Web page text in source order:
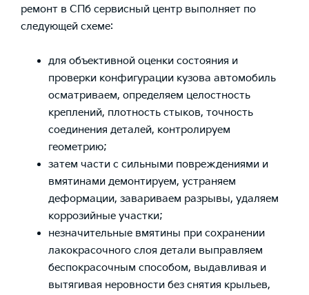
ремонт в СПб сервисный центр выполняет по
следующей схеме:
для объективной оценки состояния и
проверки конфигурации кузова автомобиль
осматриваем, определяем целостность
креплений, плотность стыков, точность
соединения деталей, контролируем
геометрию;
затем части с сильными повреждениями и
вмятинами демонтируем, устраняем
деформации, завариваем разрывы, удаляем
коррозийные участки;
незначительные вмятины при сохранении
лакокрасочного слоя детали выправляем
беспокрасочным способом, выдавливая и
вытягивая неровности без снятия крыльев,